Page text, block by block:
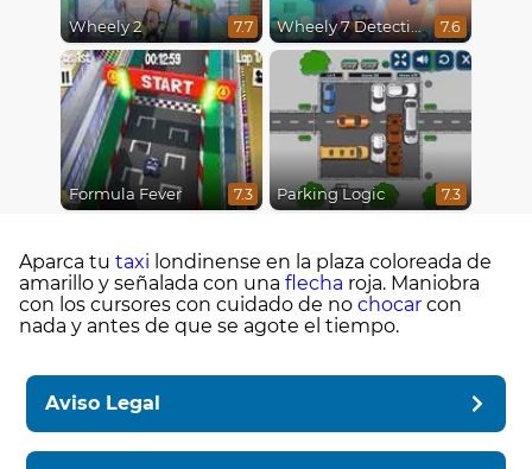
Wheely 2 7.7 Wheely 7 Detective 7.6
Formula Fever 7.3 Parking Logic 7.3
Aparca tu taxi londinense en la plaza coloreada de
amarillo y señalada con una flecha roja. Maniobra
con los cursores con cuidado de no chocar con
nada y antes de que se agote el tiempo.
Aviso Legal